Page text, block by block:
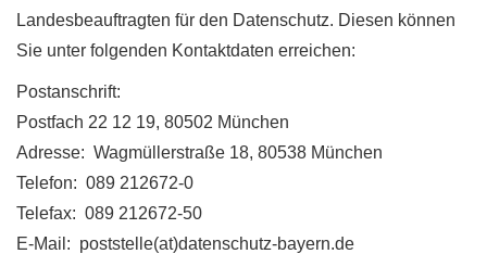
Landesbeauftragten für den Datenschutz. Diesen können
Sie unter folgenden Kontaktdaten erreichen:
Postanschrift:
Postfach 22 12 19, 80502 München
Adresse: Wagmüllerstraße 18, 80538 München
Telefon: 089 212672-0
Telefax: 089 212672-50
E-Mail: poststelle(at)datenschutz-bayern.de